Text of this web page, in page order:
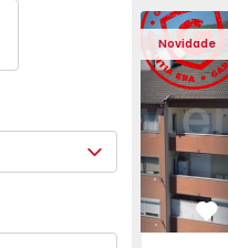
138
153
2
Novidade
Apartamento T2